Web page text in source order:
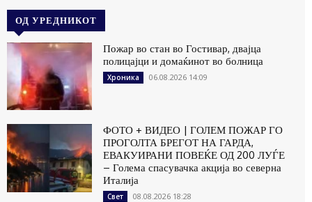
ОД УРЕДНИКОТ
Пожар во стан во Гостивар, двајца
полицајци и домаќинот во болница
Хроника 06.08.2026 14:09
ФОТО + ВИДЕО | ГОЛЕМ ПОЖАР ГО
ПРОГОЛТА БРЕГОТ НА ГАРДА,
ЕВАКУИРАНИ ПОВЕЌЕ ОД 200 ЛУЃЕ
– Голема спасувачка акција во северна
Италија
Свет 08.08.2026 18:28